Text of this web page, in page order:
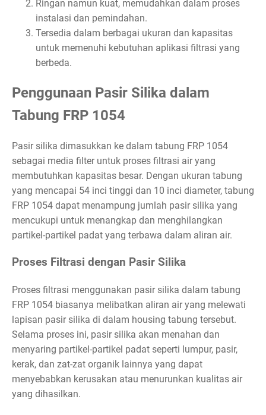
Ringan namun kuat, memudahkan dalam proses
instalasi dan pemindahan.
Tersedia dalam berbagai ukuran dan kapasitas
untuk memenuhi kebutuhan aplikasi filtrasi yang
berbeda.
Penggunaan Pasir Silika dalam
Tabung FRP 1054
Pasir silika dimasukkan ke dalam tabung FRP 1054
sebagai media filter untuk proses filtrasi air yang
membutuhkan kapasitas besar. Dengan ukuran tabung
yang mencapai 54 inci tinggi dan 10 inci diameter, tabung
FRP 1054 dapat menampung jumlah pasir silika yang
mencukupi untuk menangkap dan menghilangkan
partikel-partikel padat yang terbawa dalam aliran air.
Proses Filtrasi dengan Pasir Silika
Proses filtrasi menggunakan pasir silika dalam tabung
FRP 1054 biasanya melibatkan aliran air yang melewati
lapisan pasir silika di dalam housing tabung tersebut.
Selama proses ini, pasir silika akan menahan dan
menyaring partikel-partikel padat seperti lumpur, pasir,
kerak, dan zat-zat organik lainnya yang dapat
menyebabkan kerusakan atau menurunkan kualitas air
yang dihasilkan.